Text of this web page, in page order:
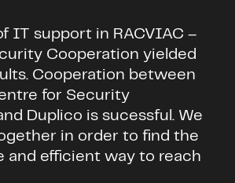
IT support in RACVIAC –
Cooperation yielded
Cooperation between
for Security
Duplico is sucessful. We
in order to find the
and efficient way to reach